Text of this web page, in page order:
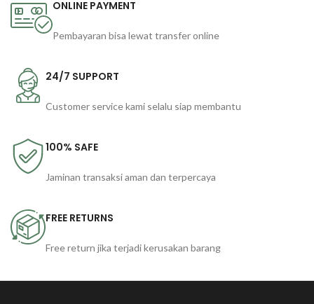
ONLINE PAYMENT
Pembayaran bisa lewat transfer online
24/7 SUPPORT
Customer service kami selalu siap membantu
100% SAFE
Jaminan transaksi aman dan terpercaya
FREE RETURNS
Free return jika terjadi kerusakan barang